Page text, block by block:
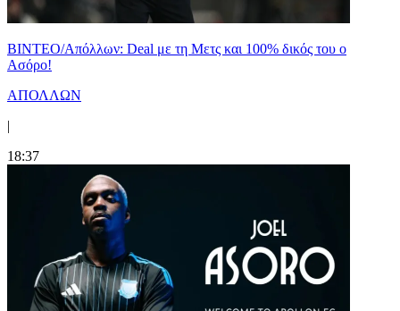
ΒΙΝΤΕΟ/Απόλλων: Deal με τη Μετς και 100% δικός του ο
Ασόρο!
ΑΠΟΛΛΩΝ
|
18:37